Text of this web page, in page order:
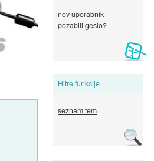
nov uporabnik
pozabili geslo?
Hitre funkcije
seznam tem